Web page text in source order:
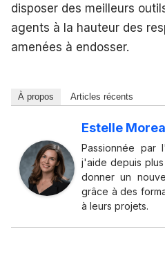
disposer des meilleurs
agents à la hauteur des
amenées à endosser.
À propos Articles récents
Estelle
Passionnée par
j'aide depuis
donner un
grâce à des
à leurs projets.